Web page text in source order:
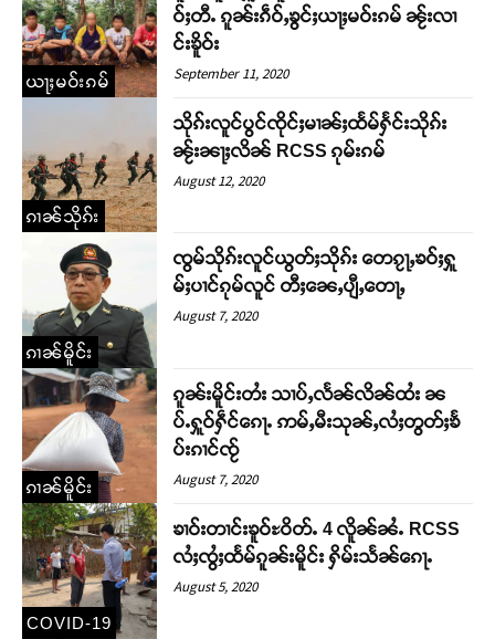
တႃႇႁႂ်ႈသဵင်ၵၢင်ၸႂ်ၵူၼ်းမိူင်း ၵူႈတီႈၵူႈလႅၼ်ပေႃးတေၸွ
တ်ႇ တူဝ်ႈလုမ်ႈၾႃႉၼၼ်ႉ ၶဝ်ႈႁူမ်ႈၵမ်ႉထႅမ် ၸုမ်းၶၢ
ဝ်ႇၽူႈတွႆႇႁွၵ်ႈ လႆႈယူႇၶႃႈဢေႃႈ။
Donate Now
ယႃႈမဝ်းၵမ်
ဝ်ႈတီႉ ၵူၼ်းၵဵဝ်ႇၶွင်ႈယႃႈမဝ်းၵမ် ၼႂ်းလၢ
င်းၶိူဝ်း
September 11, 2020
ၵၢၼ်သိုၵ်း
သိုၵ်းလူင်ပွင်ၸိုင်ႈမၢၼ်ႈထႅမ်ႁႅင်းသိုၵ်း
ၼႂ်းၼႃႈလိၼ် RCSS ၵုမ်းၵမ်
August 12, 2020
ၵၢၼ်မိူင်း
ၸွမ်သိုၵ်းလူင်ယွတ်ႈသိုၵ်း တေၵႂႃႇၶဝ်ႈႁူ
မ်ႈပၢင်ၵုမ်လူင် တီႈၼေႇပျီႇတေႃႇ
August 7, 2020
ၵၢၼ်မိူင်း
ၵူၼ်းမိူင်းတႆး သၢပ်ႇလႅၼ်လိၼ်ထႆး ၼ
ပ်ႉႁူဝ်ႁဵင်ၵေႃႉ ဢမ်ႇမီးသုၼ်ႇလႆႈတွတ်ႈၶႅ
ပ်းၵၢင်ၸႂ်
August 7, 2020
COVID-19
ၶၢဝ်းတၢင်းၶူဝ်ႊဝိတ်ႉ 4 လိူၼ်ၼႆႉ RCSS
လႆႈၸွႆႈထႅမ်ၵူၼ်းမိူင်း ႁိမ်းသႅၼ်ၵေႃႉ
August 5, 2020